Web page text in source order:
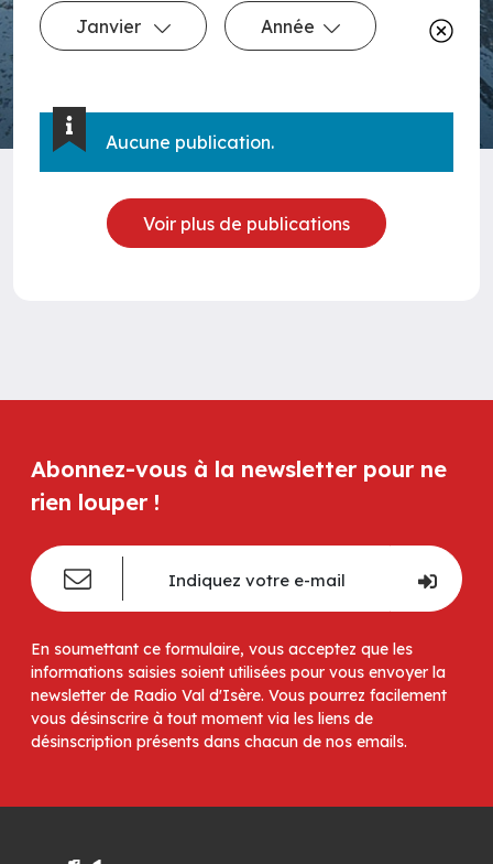
Janvier Année
Aucune publication.
Voir plus de publications
Abonnez-vous à la newsletter pour ne
rien louper !
En soumettant ce formulaire, vous acceptez que les
informations saisies soient utilisées pour vous envoyer la
newsletter de Radio Val d'Isère. Vous pourrez facilement
vous désinscrire à tout moment via les liens de
désinscription présents dans chacun de nos emails.